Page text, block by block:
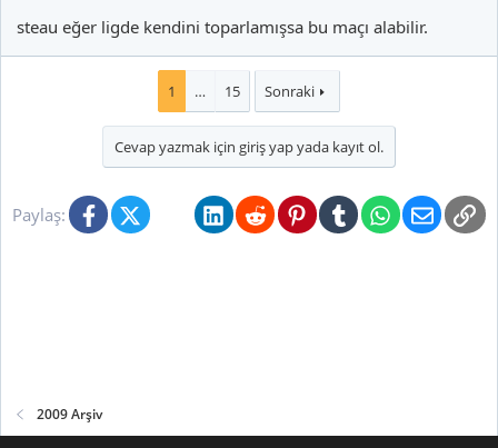
steau eğer ligde kendini toparlamışsa bu maçı alabilir.
1 … 15 Sonraki
Cevap yazmak için giriş yap yada kayıt ol.
Paylaş: FacebookX (Twitter)BlueskyLinkedInRedditPinterestTumblrWhatsApp
E-posta
2009 Arşiv